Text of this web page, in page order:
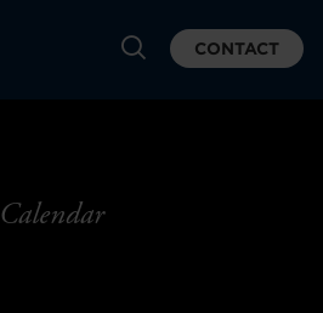
CONTACT
Calendar